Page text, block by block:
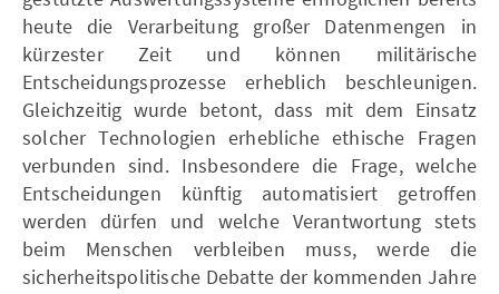
heute die Verarbeitung großer Datenmengen in
kürzester Zeit und können militärische
Entscheidungsprozesse erheblich beschleunigen.
Gleichzeitig wurde betont, dass mit dem Einsatz
solcher Technologien erhebliche ethische Fragen
verbunden sind. Insbesondere die Frage, welche
Entscheidungen künftig automatisiert getroffen
werden dürfen und welche Verantwortung stets
beim Menschen verbleiben muss, werde die
sicherheitspolitische Debatte der kommenden Jahre